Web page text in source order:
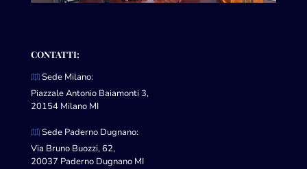
CONTATTI:
Sede Milano:
Piazzale Antonio Baiamonti 3,
20154 Milano MI
Sede Paderno Dugnano:
Via Bruno Buozzi, 62,
20037 Paderno Dugnano MI